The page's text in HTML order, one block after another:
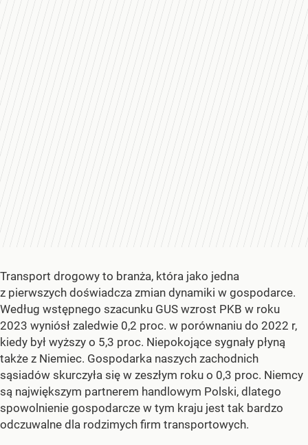
Transport drogowy to branża, która jako jedna
z pierwszych doświadcza zmian dynamiki w gospodarce.
Według wstępnego szacunku GUS wzrost PKB w roku
2023 wyniósł zaledwie 0,2 proc. w porównaniu do 2022 r,
kiedy był wyższy o 5,3 proc. Niepokojące sygnały płyną
także z Niemiec. Gospodarka naszych zachodnich
sąsiadów skurczyła się w zeszłym roku o 0,3 proc. Niemcy
są największym partnerem handlowym Polski, dlatego
spowolnienie gospodarcze w tym kraju jest tak bardzo
odczuwalne dla rodzimych firm transportowych.